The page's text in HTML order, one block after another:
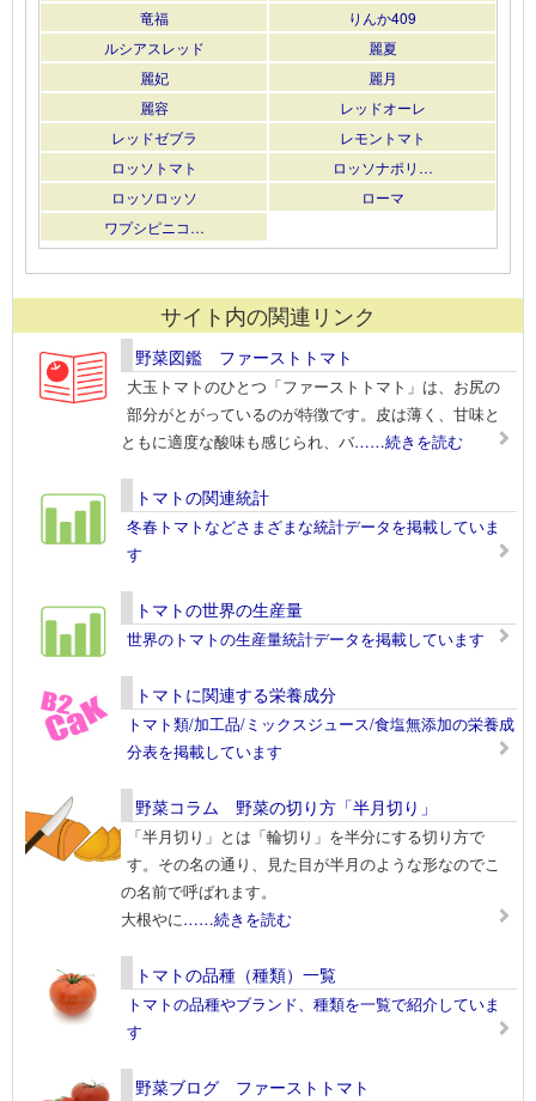
竜福
りんか409
ルシアスレッド
麗夏
麗妃
麗月
麗容
レッドオーレ
レッドゼブラ
レモントマト
ロッソトマト
ロッソナポリ…
ロッソロッソ
ローマ
ワプシピニコ…
サイト内の関連リンク
野菜図鑑 ファーストトマト
大玉トマトのひとつ「ファーストトマト」は、お尻の
部分がとがっているのが特徴です。皮は薄く、甘味と
ともに適度な酸味も感じられ、バ……続きを読む
トマトの関連統計
冬春トマトなどさまざまな統計データを掲載していま
す
トマトの世界の生産量
世界のトマトの生産量統計データを掲載しています
トマトに関連する栄養成分
トマト類/加工品/ミックスジュース/食塩無添加の栄養成
分表を掲載しています
野菜コラム 野菜の切り方「半月切り」
「半月切り」とは「輪切り」を半分にする切り方で
す。その名の通り、見た目が半月のような形なのでこ
の名前で呼ばれます。
大根やに……続きを読む
トマトの品種（種類）一覧
トマトの品種やブランド、種類を一覧で紹介していま
す
野菜ブログ ファーストトマト